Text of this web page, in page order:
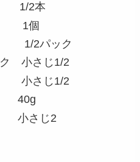
1/2本
1個
2パック
ク 小さじ1/2
小さじ1/2
さじ2